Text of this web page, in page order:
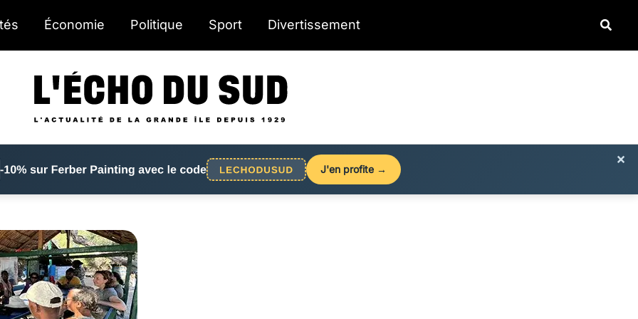
Économie Politique Sport Divertissement
×
J'en profite →